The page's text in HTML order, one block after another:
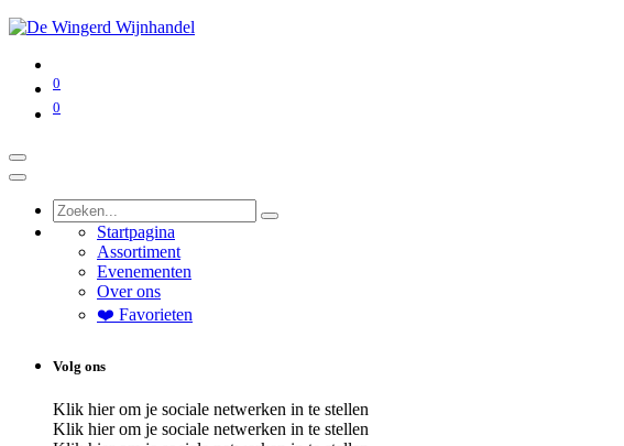
0
0
Startpagina
Assortiment
Evenementen
Over ons
❤️ Favorieten
Volg ons
Klik hier om je sociale netwerken in te stellen
Klik hier om je sociale netwerken in te stellen